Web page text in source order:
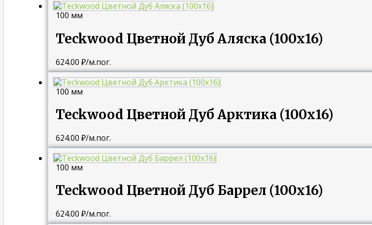
100 мм
Teckwood Цветной Дуб Аляска (100х16)
624.00 ₽/м.пог.
100 мм
Teckwood Цветной Дуб Арктика (100х16)
624.00 ₽/м.пог.
100 мм
Teckwood Цветной Дуб Баррел (100х16)
624.00 ₽/м.пог.